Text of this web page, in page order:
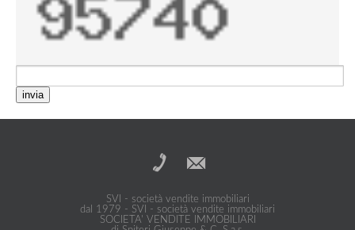
invia
SVI - società vendite immobiliari
dal 1979 - SVI - società vendite immobiliari
SOCIETA' VENDITE IMMOBILIARI